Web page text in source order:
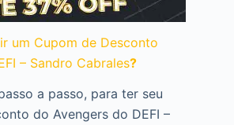
um Cupom de Desconto
– Sandro Cabrales?
a passo, para ter seu
do Avengers do DEFI –